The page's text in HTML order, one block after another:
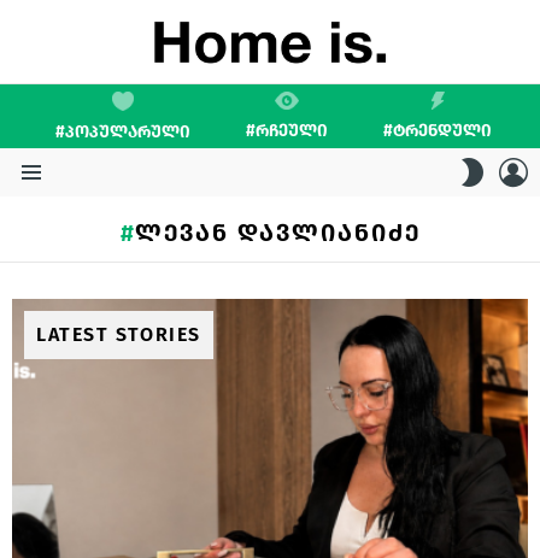
#ᲞᲝᲞᲣᲚᲐᲠᲣᲚᲘ #ᲠᲩᲔᲣᲚᲘ #ᲢᲠᲔᲜᲓᲣᲚᲘ
SKIN
ᲚᲔᲕᲐᲜ ᲓᲐᲕᲚᲘᲐᲜᲘᲫᲔ
LATEST STORIES